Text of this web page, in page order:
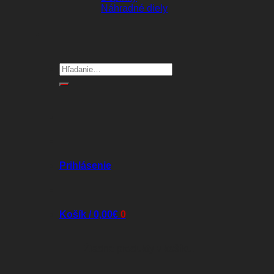
Hľadať:
Prihlásenie
Košík /0,00€ 0
Náhradné diely